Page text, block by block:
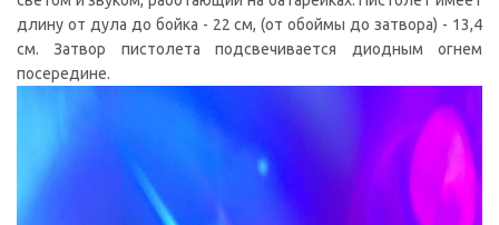
длину от дула до бойка - 22 см, (от обоймы до затвора) - 13,4
см. Затвор пистолета подсвечивается диодным огнем
посередине.